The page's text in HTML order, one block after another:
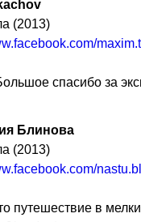
(2013)
спасибо за
Блинова
(2013)
путешествие в